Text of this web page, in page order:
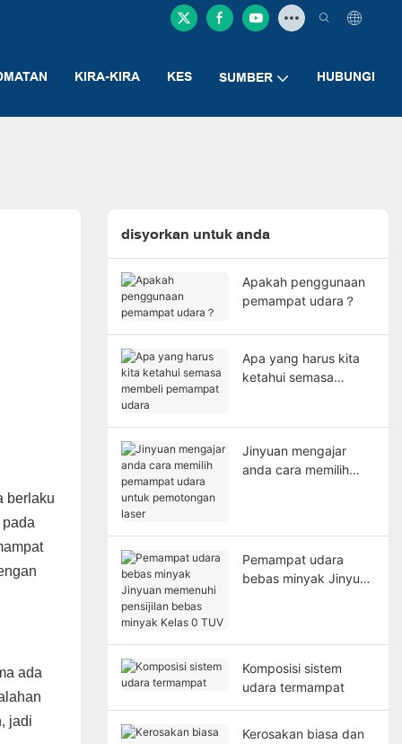
KIRA-KIRA KES SUMBER HUBUNGI
berlaku
ada
jadi
disyorkan untuk anda
Apakah penggunaan
pemampat udara？
Apa yang harus kita
ketahui semasa
Jinyuan mengajar
anda cara memilih
Pemampat udara
bebas minyak Jinyuan
Komposisi sistem
udara termampat
Kerosakan biasa dan